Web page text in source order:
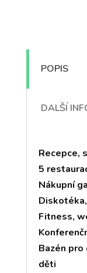
POPIS
DALŠÍ
Recepce,
5
Nákupní
Fitness,
Bazén
děti